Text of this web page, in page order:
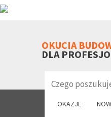
OKUCIA
DLA
OKAZJE